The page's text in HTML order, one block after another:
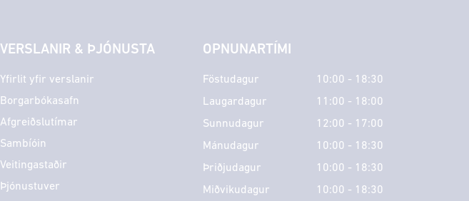
VERSLANIR & ÞJÓNUSTA
Yfirlit yfir verslanir
Borgarbókasafn
Afgreiðslutímar
Sambíóin
Veitingastaðir
Þjónustuver
OPNUNARTÍMI
Föstudagur
10:00 - 18:30
Laugardagur
11:00 - 18:00
Sunnudagur
12:00 - 17:00
Mánudagur
10:00 - 18:30
Þriðjudagur
10:00 - 18:30
Miðvikudagur
10:00 - 18:30